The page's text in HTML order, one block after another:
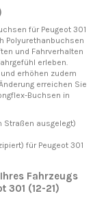
für Peugeot 301
Polyurethanbuchsen
und Fahrverhalten
erleben.
erhöhen zudem
erreichen Sie
Buchsen in
Straßen ausgelegt)
für Peugeot 301
Fahrzeugs
301 (12-21)